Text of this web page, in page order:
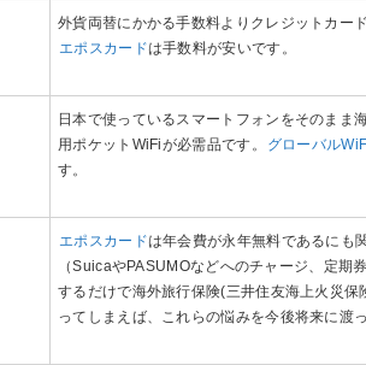
外貨両替にかかる手数料よりクレジットカー
エポスカードは手数料が安いです。
日本で使っているスマートフォンをそのまま
用ポケットWiFiが必需品です。
グローバル
す。
エポスカードは年会費が永年無料であるにも
（SuicaやPASUMOなどへのチャージ、定期
するだけで海外旅行保険(三井住友海上火災
ってしまえば、これらの悩みを今後将来に渡